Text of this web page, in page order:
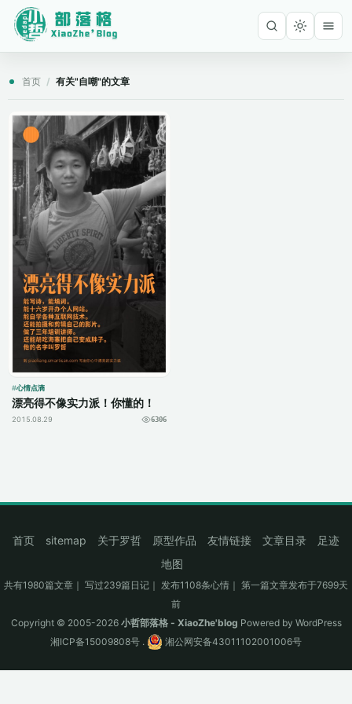
首页 / 有关"自嘲"的文章
心情点滴
漂亮得不像实力派！你懂的！
2015.08.29 6306
首页 sitemap 关于罗哲 原型作品 友情链接 文章目录
足迹
地图
共有1980篇文章｜ 写过239篇日记｜ 发布1108条心情｜ 第一篇文章发布于7699天
前
Copyright © 2005-2026 小哲部落格 - XiaoZhe'blog Powered by WordPress
湘ICP备15009808号 . 湘公网安备43011102001006号